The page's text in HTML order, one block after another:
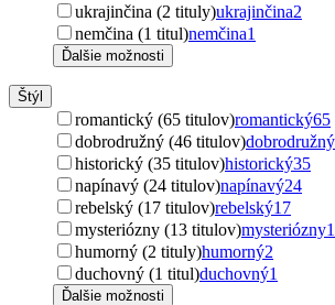
ukrajinčina (2 tituly)ukrajinčina2
nemčina (1 titul)nemčina1
Ďalšie možnosti
Štýl
romantický (65 titulov)romantický65
dobrodružný (46 titulov)dobrodružný
historický (35 titulov)historický35
napínavý (24 titulov)napínavý24
rebelský (17 titulov)rebelský17
mysteriózny (13 titulov)mysteriózny
humorný (2 tituly)humorný2
duchovný (1 titul)duchovný1
Ďalšie možnosti